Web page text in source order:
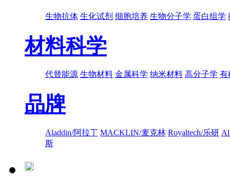
生物抗体 生化试剂 细胞培养 生物分子学 蛋白组学
材料科学
代替能源 生物材料 金属科学 纳米材料 高分子学 有
品牌
Aladdin/阿拉丁 MACKLIN/麦克林 Royaltech/乐研
斯